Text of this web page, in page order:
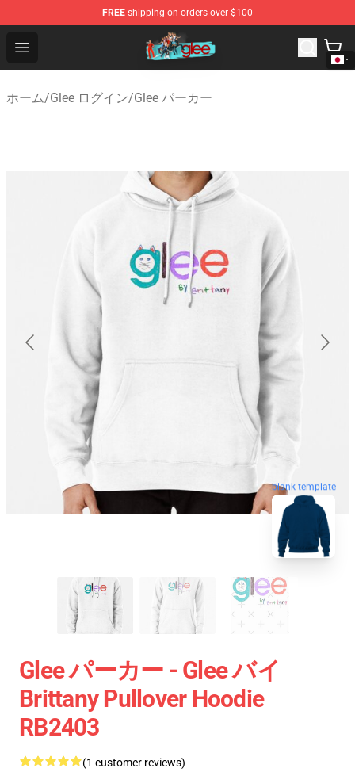
FREE shipping on orders over $100
Open menu
Glee Store - Official Glee Merchandise Shop
ホーム/Glee ログイン/Glee パーカー
blank template
Glee パーカー - Glee バイ
Brittany Pullover Hoodie
RB2403
(1 customer reviews)